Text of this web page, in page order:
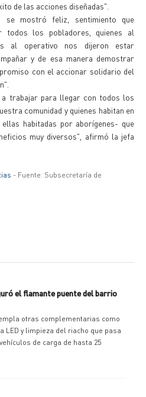
de las acciones diseñadas".
se mostró feliz, sentimiento que
todos los pobladores, quienes al
al operativo nos dijeron estar
y de esa manera demostrar
con el accionar solidario del
a trabajar para llegar con todos los
comunidad y quienes habitan en
habitadas por aborígenes- que
muy diversos", afirmó la jefa
- Fuente: Subsecretaría de
el flamante puente del barrio
otras complementarias como
LED y limpieza del riacho que pasa
de carga de hasta 25